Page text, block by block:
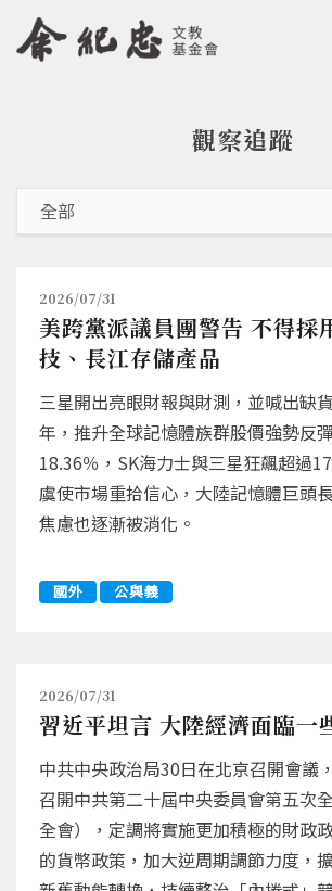
Jump to Navigation
Jump to Main content
觀察追蹤
2026/07/31
美跨黨派議員團警告 不得採
技、長江存儲產品
三星開出亮眼財報與財測，並喊出缺
年，推升全球記憶體族群股價強勢反
18.36％，SK海力士與三星狂飆超過
虞使市場重拾信心，大陸記憶體巨頭
焦慮也逐漸被消化。
國外 公與義
2026/07/31
習近平坦言 大陸經濟面臨一
中共中央政治局30日在北京召開會議
召開中共第二十屆中央委員會第五次
全會），定調將實施更加積極的財政
的貨幣政策，加大逆周期調節力度，